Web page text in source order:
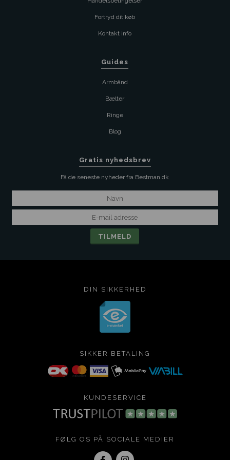
Fortryd dit køb
Kontakt info
Guides
Armbånd
Bælter
Ringe
Blog
Gratis nyhedsbrev
Få de seneste nyheder fra Bestman.dk
DIN SIKKERHED
SIKKER BETALING
KUNDESERVICE
FØLG OS PÅ SOCIALE MEDIER